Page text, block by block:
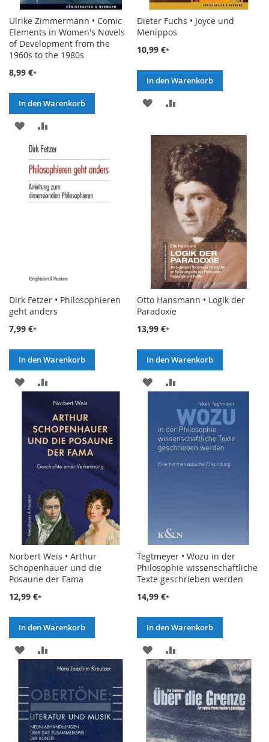
Ulrike Zimmermann • Comic
Elements in Women's Novels
of Development from the
1960s to the 1980s
8,99 €
In den Warenkorb
ZUR
WUNSCHLISTE
HINZUFÜGEN
VERGLEICHSLISTE
HINZUFÜGEN
Dieter Fuchs • Joyce und
Menippos
10,99 €
In den Warenkorb
ZUR
HINZUFÜGEN
HINZUFÜGEN
Dirk Fetzer • Philosophieren
geht anders
7,99 €
In den Warenkorb
ZUR
WUNSCHLISTE
HINZUFÜGEN
VERGLEICHSLISTE
HINZUFÜGEN
Otto Hansmann • Logik der
Paradoxie
13,99 €
In den Warenkorb
ZUR
WUNSCHLISTE
HINZUFÜGEN
VERGLEICHSLISTE
HINZUFÜGEN
Norbert Weis • Arthur
Schopenhauer und die
Posaune der Fama
12,99 €
In den Warenkorb
ZUR
WUNSCHLISTE
HINZUFÜGEN
VERGLEICHSLISTE
HINZUFÜGEN
Tegtmeyer • Wozu in der
Philosophie wissenschaftliche
Texte geschrieben werden
14,99 €
In den Warenkorb
ZUR
WUNSCHLISTE
HINZUFÜGEN
VERGLEICHSLISTE
HINZUFÜGEN